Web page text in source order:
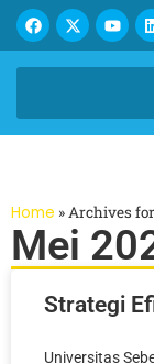
Home » Archives
Mei
Strategi
Universitas